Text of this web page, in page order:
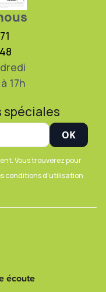
17h
spéciales
Vous trouverez pour
conditions d'utilisation
écoute